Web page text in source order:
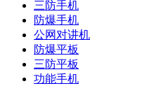
三防手机
防爆手机
公网对讲机
防爆平板
三防平板
功能手机